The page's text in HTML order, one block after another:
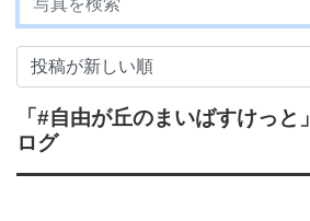
「#自由が丘のまいばすけっと」
ログ